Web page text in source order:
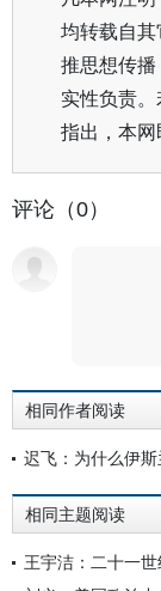
均转载自
推思想传
实性负责
指出，本网
评论（0）
相同作者阅读
迟飞：为什么伊
相同主题阅读
王宇洁：二十一